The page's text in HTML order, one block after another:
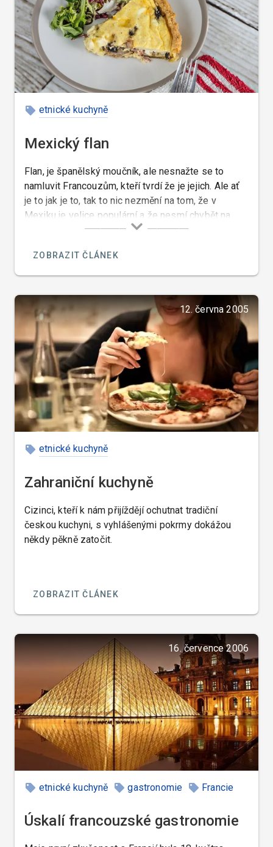
etnické kuchyně
Mexický flan
Flan, je španělský moučník, ale nesnažte se to
namluvit Francouzům, kteří tvrdí že je jejich. Ale ať
je to jak je to, tak to nic nezmění na tom, že v
Mexiku je velice populární a že nesmí chybět na
jídelním lístku žádné lepší restaurace.
ZOBRAZIT ČLÁNEK
12. června 2005
etnické kuchyně
Zahraniční kuchyně
Cizinci, kteří k nám přijíždějí ochutnat tradiční
českou kuchyni, s vyhlášenými pokrmy dokážou
někdy pěkně zatočit.
ZOBRAZIT ČLÁNEK
16. července 2006
etnické kuchyně gastronomie Francie
Úskalí francouzské gastronomie